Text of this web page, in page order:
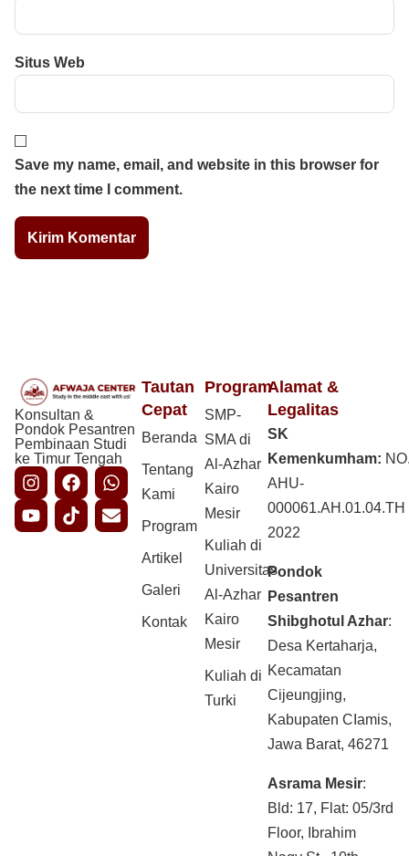
Situs Web
Save my name, email, and website in this browser for
the next time I comment.
Konsultan &
Pondok Pesantren
Pembinaan Studi
ke Timur Tengah
Tautan
Cepat
Beranda
Tentang
Kami
Program
Artikel
Galeri
Kontak
Program
SMP-
SMA di
Al-Azhar
Kairo
Mesir
Kuliah di
Universitas
Al-Azhar
Kairo
Mesir
Kuliah di
Turki
Alamat &
Legalitas
SK
Kemenkumham:
AHU-
000061.AH.01.04.TH
2022
Pondok
Pesantren
Shibghotul Azhar:
Desa Kertaharja,
Kecamatan
Cijeungjing,
Kabupaten CIamis,
Jawa Barat, 46271
Asrama Mesir:
Bld: 17, Flat: 05/3rd
Floor, Ibrahim